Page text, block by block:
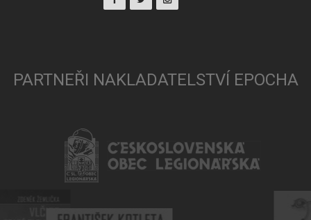
PARTNEŘI NAKLADATELSTVÍ EPOCHA